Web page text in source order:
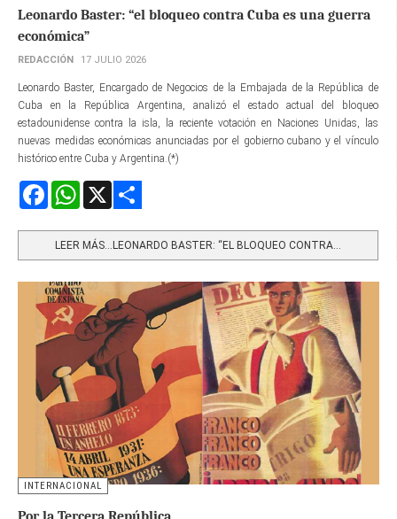
Leonardo Baster: “el bloqueo contra Cuba es una guerra
económica”
REDACCIÓN 17 JULIO 2026
Leonardo Baster, Encargado de Negocios de la Embajada de la República de
Cuba en la República Argentina, analizó el estado actual del bloqueo
estadounidense contra la isla, la reciente votación en Naciones Unidas, las
nuevas medidas económicas anunciadas por el gobierno cubano y el vínculo
histórico entre Cuba y Argentina.(*)
FacebookWhatsApp
LEER MÁS…LEONARDO BASTER: “EL BLOQUEO CONTRA...
INTERNACIONAL